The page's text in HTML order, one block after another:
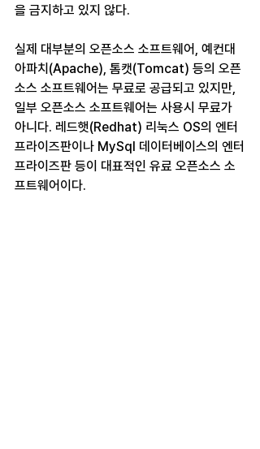
을 금지하고 있지 않다.
실제 대부분의 오픈소스 소프트웨어, 예컨대
아파치(Apache), 톰캣(Tomcat) 등의 오픈
소스 소프트웨어는 무료로 공급되고 있지만,
일부 오픈소스 소프트웨어는 사용시 무료가
아니다. 레드햇(Redhat) 리눅스 OS의 엔터
프라이즈판이나 MySql 데이터베이스의 엔터
프라이즈판 등이 대표적인 유료 오픈소스 소
프트웨어이다.